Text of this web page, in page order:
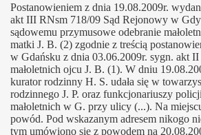
Postanowieniem z dnia 19.08.2009r.
akt III RNsm 718/09 Sąd Rejonowy w
sądowemu przymusowe odebranie
matki J. B. (2) zgodnie z treścią
w Gdańsku z dnia 03.06.2009r. sygn. akt
małoletnich ojcu J. B. (1). W dniu
kurator rodzinny H. S. udała się w
rodzinnego J. P. oraz funkcjonariuszy
małoletnich w G. przy ulicy (...). Na
powód. Pod wskazanym adresem nikogo
tym umówiono się z powodem na